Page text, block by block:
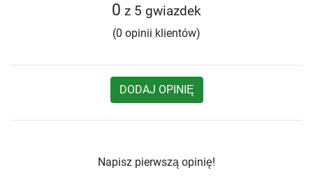
0 z 5 gwiazdek
(0 opinii klientów)
DODAJ OPINIĘ
Napisz pierwszą opinię!